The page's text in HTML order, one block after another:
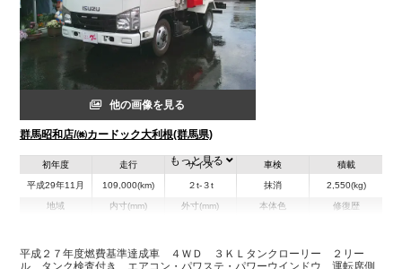
他の画像を見る
群馬昭和店/㈱カードック大利根(群馬県)
初年度
平成29年11月
走行
109,000(km)
サイズ
２t-３t
車検
抹消
積載
2,550(kg)
地域 内寸(mm) 外寸(mm) 本体色 修復歴
もっと見る
平成２７年度燃費基準達成車 ４ＷＤ ３ＫＬタンクローリー ２リー